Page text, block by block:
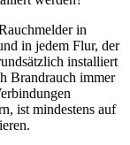
in
in jedem Flur, der
installiert
Brandrauch immer
ist mindestens auf